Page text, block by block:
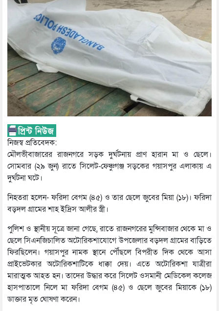
নিজস্ব প্রতিবেদক:
মৌলভীবাজারের রাজনগরে সড়ক দুর্ঘটনায় প্রাণ হারান মা ও ছেলে।
সোমবার (২৯ জুন) রাতে সিলেট-ফেঞ্চুগঞ্জ সড়কের গয়াসপুর এলাকায় এ
দুর্ঘটনা ঘটে।
নিহতরা হলেন- ফরিদা বেগম (৪৫) ও তার ছেলে জুবের মিয়া (১৮)। ফরিদা
বড়দল গ্রামের শাহ ইদ্রিস আলীর স্ত্রী।
পুলিশ ও স্থানীয় সূত্রে জানা গেছে, রাতে রাজনগরের মুন্সিবাজার থেকে মা ও
ছেলে সিএনজিচালিত অটোরিকশাযোগে উপজেলার বড়দল গ্রামের বাড়িতে
ফিরছিলেন। গয়াসপুর নামক স্থানে পৌঁছলে বিপরীত দিক থেকে আসা
প্রাইভেটকার অটোরিকশাটিকে ধাক্কা দেয়। এতে অটোরিকশা যাত্রীরা
মারাত্মক আহত হন। তাদের উদ্ধার করে সিলেট ওসমানী মেডিকেল কলেজ
হাসপাতালে নিলে মা ফরিদা বেগম (৪৫) ও ছেলে জুবের মিয়াকে (১৮)
ডাক্তার মৃত ঘোষণা করেন।